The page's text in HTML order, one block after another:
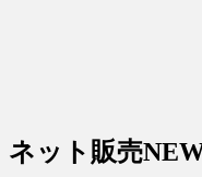
ネット販売